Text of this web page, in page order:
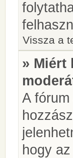
Vissza a
» Miért
A
hogy